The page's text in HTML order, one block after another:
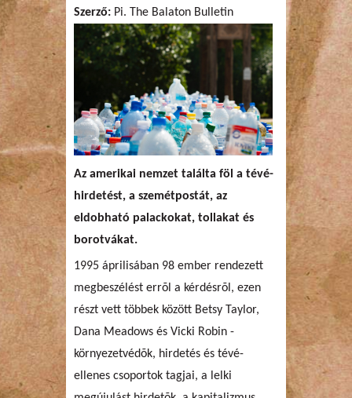
Szerző: Pi. The Balaton Bulletin
Az amerikai nemzet találta föl a tévé-
hirdetést, a szemétpostát, az
eldobható palackokat, tollakat és
borotvákat.
1995 áprilisában 98 ember rendezett
megbeszélést errõl a kérdésrõl, ezen
részt vett többek között Betsy Taylor,
Dana Meadows és Vicki Robin -
környezetvédõk, hirdetés és tévé-
ellenes csoportok tagjai, a lelki